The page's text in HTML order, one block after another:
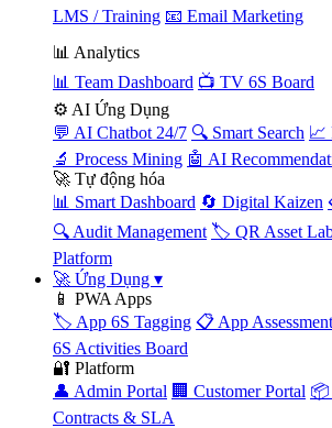
LMS / Training 📧 Email Marketing
📊 Analytics
📊 Team Dashboard 📺 TV 6S Board
⚙️ AI Ứng Dụng
💬 AI Chatbot 24/7 🔍 Smart Search 📈
🔬 Process Mining 🤖 AI
🚀 Tự động hóa
📊 Smart Dashboard 🔄 Digital Kaizen
🔍 Audit Management 🏷️ QR Asset
Platform
🚀 Ứng Dụng ▾
📱 PWA Apps
🏷️ App 6S Tagging 📋 App Assessment
6S Activities Board
🔐 Platform
👤 Admin Portal 🏢 Customer Portal 📦
Contracts & SLA